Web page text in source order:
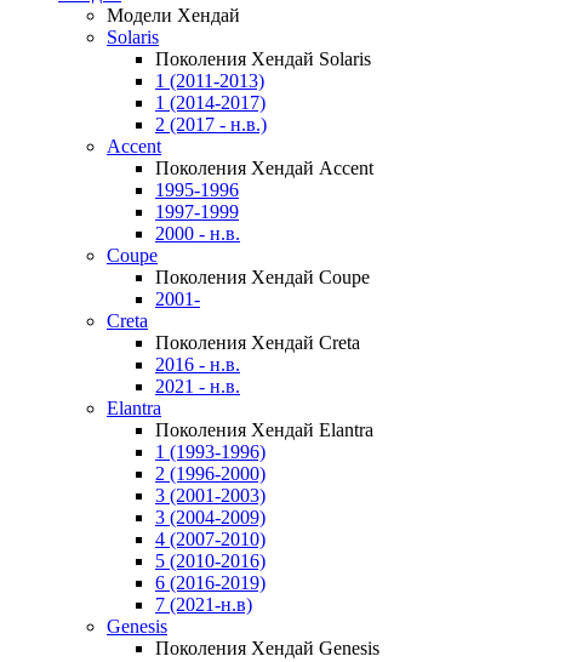
Модели Хендай
Solaris
Поколения Хендай Solaris
1 (2011-2013)
1 (2014-2017)
2 (2017 - н.в.)
Accent
Поколения Хендай Accent
1995-1996
1997-1999
2000 - н.в.
Coupe
Поколения Хендай Coupe
2001-
Creta
Поколения Хендай Creta
2016 - н.в.
2021 - н.в.
Elantra
Поколения Хендай Elantra
1 (1993-1996)
2 (1996-2000)
3 (2001-2003)
3 (2004-2009)
4 (2007-2010)
5 (2010-2016)
6 (2016-2019)
7 (2021-н.в)
Genesis
Поколения Хендай Genesis